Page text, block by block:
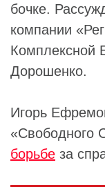
бочке.
компании
Комплексной
Дорошенко.
Игорь
«Свободного
борьбе за